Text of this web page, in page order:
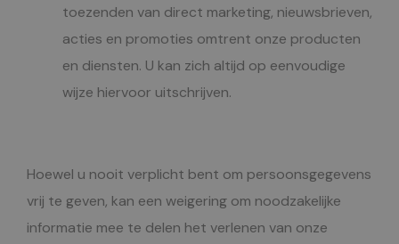
toezenden van direct marketing, nieuwsbrieven,
acties en promoties omtrent onze producten
en diensten. U kan zich altijd op eenvoudige
wijze hiervoor uitschrijven.
Hoewel u nooit verplicht bent om persoonsgegevens
vrij te geven, kan een weigering om noodzakelijke
informatie mee te delen het verlenen van onze